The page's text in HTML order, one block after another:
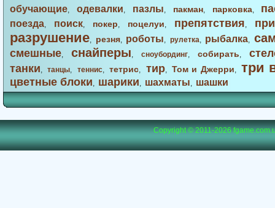
обучающие, одевалки, пазлы, пакман, парковка,
поезда, поиск, покер, поцелуи, препятствия,
разрушение, резня, роботы, рулетка, рыбалка,
смешные, снайперы, сноубординг, собирать,
танки,танцы, теннис,тетрис, тир,Том и Джерри, три
цветные блоки, шарики, шахматы, шашки
Copyright © 2011-2026